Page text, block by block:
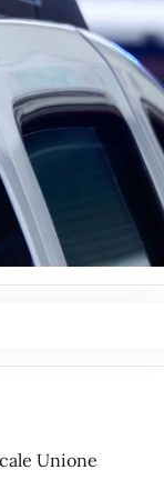
Unione